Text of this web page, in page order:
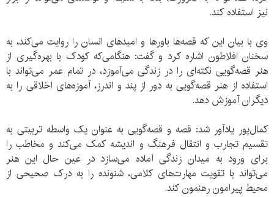
نیز استفاده کند.
وی با بیان این که قصه‌ها باورها و امیدهای انسان را روایت می‌کند، به
سخنان افلاطون اشاره کرد و گفت: هنگامی‌که کودک با بهره‌گیری از
هنر قصه‌گویی نکته‌ای را در زندگی می‌آموزد، در تمام عمر می‌تواند با
استفاده از هنر قصه‌گویی به دور از پند و اندرز، آموزه‌های اخلاقی را به
دیگران آموزش دهد.
کمال‌پور یاد‌آور شد: قصه و قصه‌گویی به عنوان یک واسطه تربیتی به
تقسیم تجارب و انتقال فرهنگ و اندیشه کمک می‌کند و مخاطب را
برای ورود به میدان زندگی آماده می‌سازد در عین حال این هنر
می‌تواند با تقویت مهارت‌های کلامی، شنونده را به درک صحیحی از
محیط پیرامون رهنمون کند.